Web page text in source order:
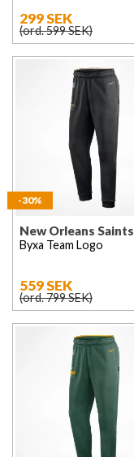
299 SEK
(ord. 599 SEK)
-30%
New Orleans Saints
Byxa Team Logo
559 SEK
(ord. 799 SEK)